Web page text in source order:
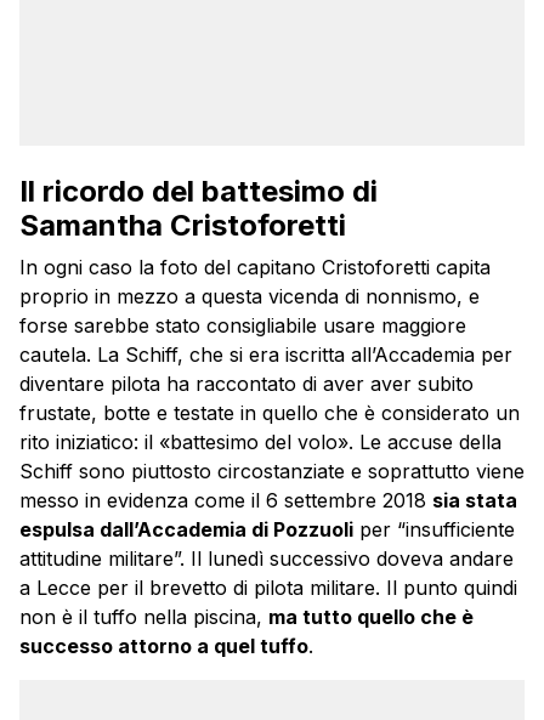
Il ricordo del battesimo di
Samantha Cristoforetti
In ogni caso la foto del capitano Cristoforetti capita
proprio in mezzo a questa vicenda di nonnismo, e
forse sarebbe stato consigliabile usare maggiore
cautela. La Schiff, che si era iscritta all’Accademia per
diventare pilota ha raccontato di aver aver subito
frustate, botte e testate in quello che è considerato un
rito iniziatico: il «battesimo del volo». Le accuse della
Schiff sono piuttosto circostanziate e soprattutto viene
messo in evidenza come il 6 settembre 2018 sia stata
espulsa dall’Accademia di Pozzuoli per “insufficiente
attitudine militare”. Il lunedì successivo doveva andare
a Lecce per il brevetto di pilota militare. Il punto quindi
non è il tuffo nella piscina, ma tutto quello che è
successo attorno a quel tuffo.